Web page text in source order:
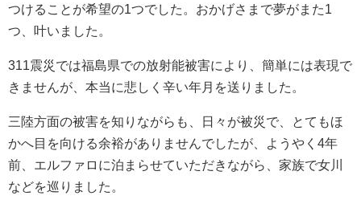
つけることが希望の1つでした。おかげさまで夢がまた1
つ、叶いました。
311震災では福島県での放射能被害により、簡単には表現で
きませんが、本当に悲しく辛い年月を送りました。
三陸方面の被害を知りながらも、日々が被災で、とてもほ
かへ目を向ける余裕がありませんでしたが、ようやく4年
前、エルファロに泊まらせていただきながら、家族で女川
などを巡りました。